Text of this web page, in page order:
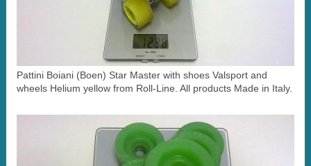
Pattini Boiani (Boen) Star Master with shoes Valsport and
wheels Helium yellow from Roll-Line. All products Made in Italy.